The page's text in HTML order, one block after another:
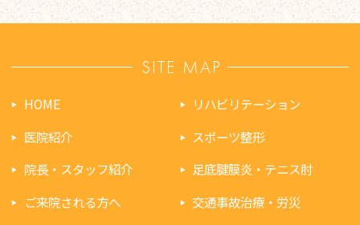
SITE MAP
HOME
医院紹介
院長・スタッフ紹介
ご来院される方へ
リハビリテーション
スポーツ整形
足底腱膜炎・テニス肘
交通事故治療・労災